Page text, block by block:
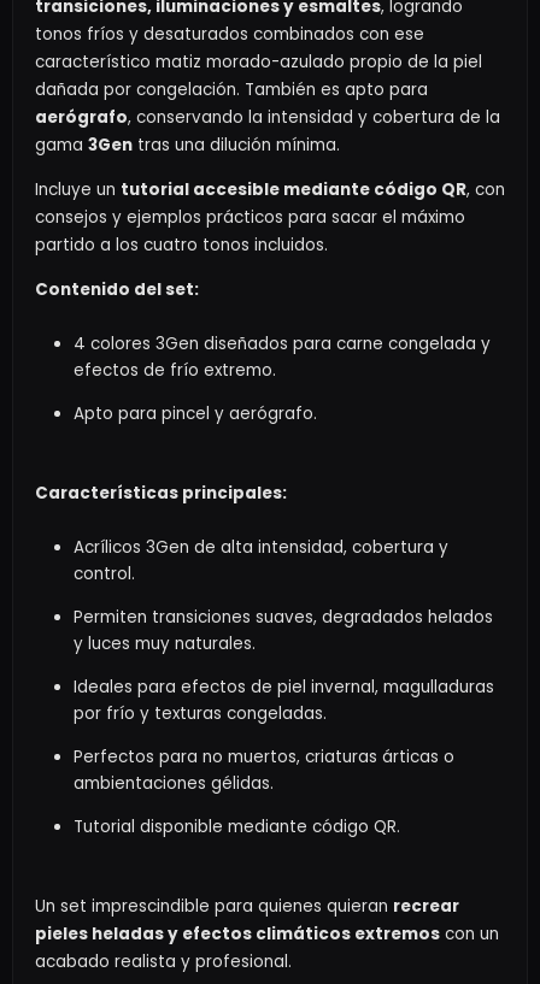
transiciones, iluminaciones y esmaltes, logrando
tonos fríos y desaturados combinados con ese
característico matiz morado-azulado propio de la piel
dañada por congelación. También es apto para
aerógrafo, conservando la intensidad y cobertura de la
gama 3Gen tras una dilución mínima.
Incluye un tutorial accesible mediante código QR, con
consejos y ejemplos prácticos para sacar el máximo
partido a los cuatro tonos incluidos.
Contenido del set:
4 colores 3Gen diseñados para carne congelada y
efectos de frío extremo.
Apto para pincel y aerógrafo.
Características principales:
Acrílicos 3Gen de alta intensidad, cobertura y
control.
Permiten transiciones suaves, degradados helados
y luces muy naturales.
Ideales para efectos de piel invernal, magulladuras
por frío y texturas congeladas.
Perfectos para no muertos, criaturas árticas o
ambientaciones gélidas.
Tutorial disponible mediante código QR.
Un set imprescindible para quienes quieran recrear
pieles heladas y efectos climáticos extremos con un
acabado realista y profesional.